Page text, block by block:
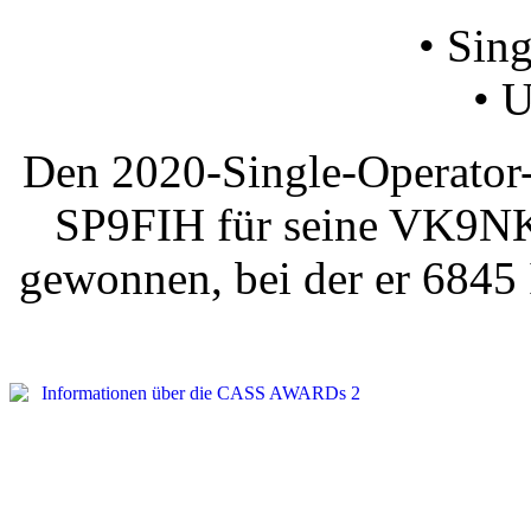
•
•
Den 2020-Single-
SP9FIH für seine
gewonnen, bei der er